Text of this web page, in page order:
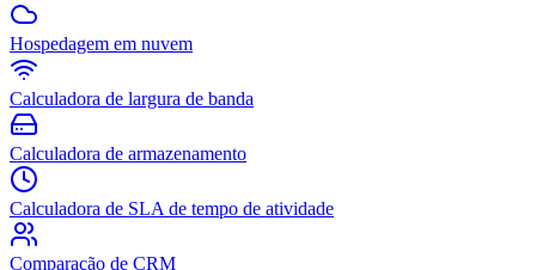
Hospedagem em nuvem
Calculadora de largura de banda
Calculadora de armazenamento
Calculadora de SLA de tempo de atividade
Comparação de CRM